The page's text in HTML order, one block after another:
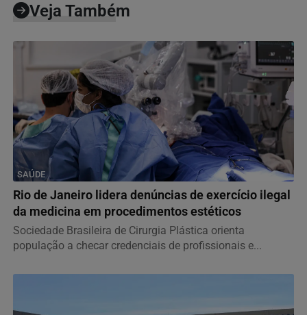
Veja Também
SAÚDE
Rio de Janeiro lidera denúncias de exercício ilegal
da medicina em procedimentos estéticos
Sociedade Brasileira de Cirurgia Plástica orienta
população a checar credenciais de profissionais e...